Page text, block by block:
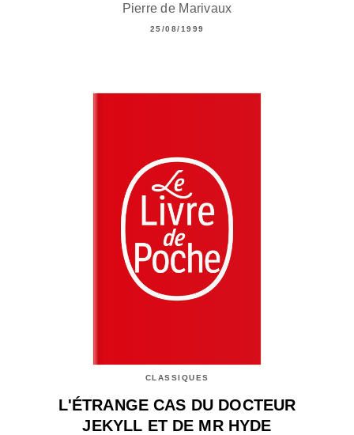
Pierre de Marivaux
25/08/1999
CLASSIQUES
L'ÉTRANGE CAS DU DOCTEUR
JEKYLL ET DE MR HYDE